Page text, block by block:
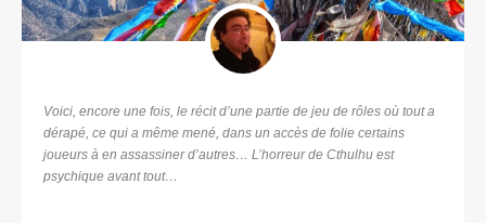
Voici, encore une fois, le récit d’une partie de jeu de rôles où tout a
dérapé, ce qui a même mené, dans un accès de folie certains
joueurs à en assassiner d’autres… L’horreur de Cthulhu est
psychique avant tout…